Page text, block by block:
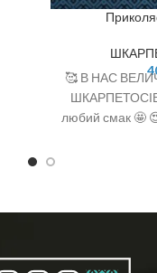
🥰 В НАС
ШКАРПЕТОСІВ
любий смак 🤩